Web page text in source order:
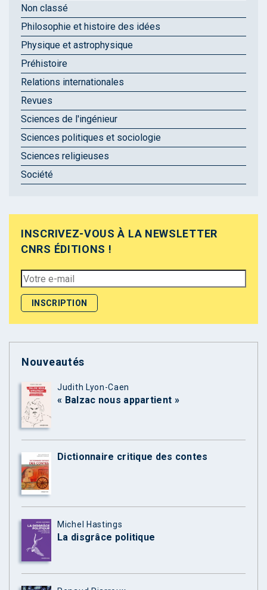
Non classé
Philosophie et histoire des idées
Physique et astrophysique
Préhistoire
Relations internationales
Revues
Sciences de l'ingénieur
Sciences politiques et sociologie
Sciences religieuses
Société
INSCRIVEZ-VOUS À LA NEWSLETTER
CNRS ÉDITIONS !
Nouveautés
Judith Lyon-Caen
« Balzac nous appartient »
Dictionnaire critique des contes
Michel Hastings
La disgrâce politique